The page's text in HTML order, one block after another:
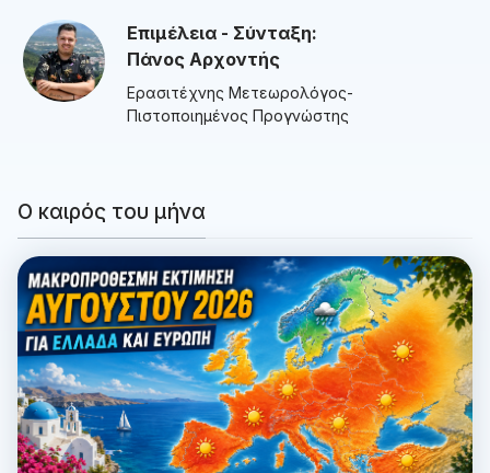
Επιμέλεια - Σύνταξη:
Πάνος Αρχοντής
Ερασιτέχνης Μετεωρολόγος-
Πιστοποιημένος Προγνώστης
Ο καιρός του μήνα